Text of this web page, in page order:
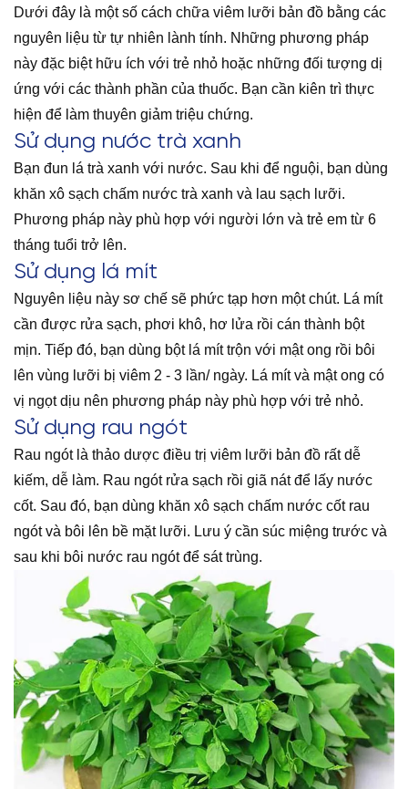
Dưới đây là một số cách chữa viêm lưỡi bản đồ bằng các
nguyên liệu từ tự nhiên lành tính. Những phương pháp
này đặc biệt hữu ích với trẻ nhỏ hoặc những đối tượng dị
ứng với các thành phần của thuốc. Bạn cần kiên trì thực
hiện để làm thuyên giảm triệu chứng.
Sử dụng nước trà xanh
Bạn đun lá trà xanh với nước. Sau khi để nguội, bạn dùng
khăn xô sạch chấm nước trà xanh và lau sạch lưỡi.
Phương pháp này phù hợp với người lớn và trẻ em từ 6
tháng tuổi trở lên.
Sử dụng lá mít
Nguyên liệu này sơ chế sẽ phức tạp hơn một chút. Lá mít
cần được rửa sạch, phơi khô, hơ lửa rồi cán thành bột
mịn. Tiếp đó, bạn dùng bột lá mít trộn với mật ong rồi bôi
lên vùng lưỡi bị viêm 2 - 3 lần/ ngày. Lá mít và mật ong có
vị ngọt dịu nên phương pháp này phù hợp với trẻ nhỏ.
Sử dụng rau ngót
Rau ngót là thảo dược điều trị viêm lưỡi bản đồ rất dễ
kiếm, dễ làm. Rau ngót rửa sạch rồi giã nát để lấy nước
cốt. Sau đó, bạn dùng khăn xô sạch chấm nước cốt rau
ngót và bôi lên bề mặt lưỡi. Lưu ý cần súc miệng trước và
sau khi bôi nước rau ngót để sát trùng.